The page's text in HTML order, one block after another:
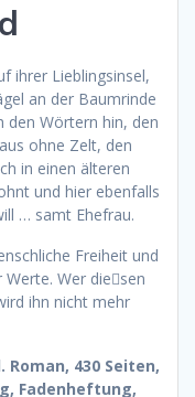
ihrer Lieblingsinsel,
an der Baumrinde
den Wörtern hin, den
ohne Zelt, den
in einen älteren
und hier ebenfalls
… samt Ehefrau.
Freiheit und
Wer die￾sen
ihn nicht mehr
Roman, 430 Seiten,
Fadenheftung,